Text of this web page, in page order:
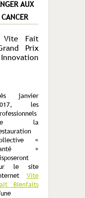
AUX
Vite Fait
Prix
janvier
les
la
«
»
le site
Vite
Bienfaits